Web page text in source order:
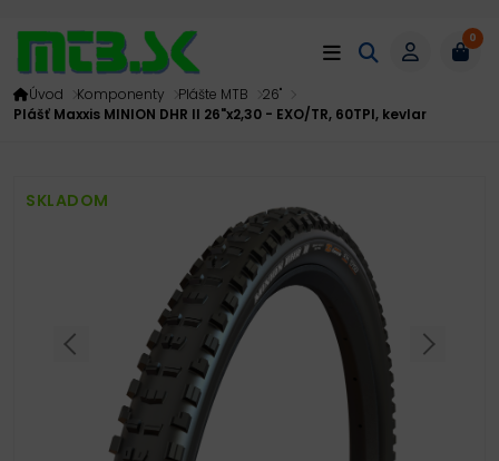
0
Úvod Komponenty Plášte MTB
26"
Plášť Maxxis MINION DHR II 26"x2,30 - EXO/TR, 60TPI, kevlar
SKLADOM